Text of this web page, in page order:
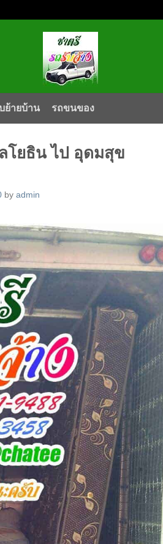
ย้ายบ้าน รถขนของ
โยธิน ไป อุดมสุข
by admin